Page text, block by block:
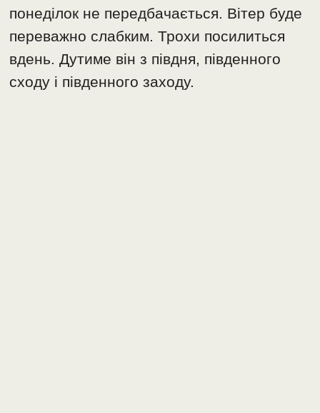
понеділок не передбачається. Вітер буде
переважно слабким. Трохи посилиться
вдень. Дутиме він з півдня, південного
сходу і південного заходу.